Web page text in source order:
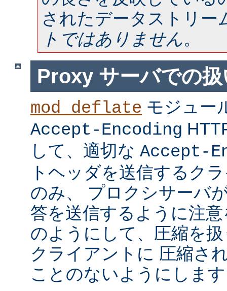
されたデータストリー
トではありません。
Proxy サーバでの扱
mod_deflate モジュー
Accept-Encoding
して、適切な Accept-
トヘッダを送信するク
のみ、 プロクシサーバ
答を送信するように注
のようにして、圧縮を
クライアントに 圧縮さ
ことのないようにしま